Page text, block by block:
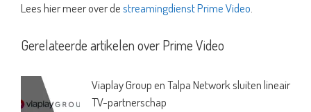
Lees hier meer over destreamingdienst Prime Video
Gerelateerde artikelen over Prime Video
Viaplay Group en Talpa Network sluiten lineair
TV-partnerschap